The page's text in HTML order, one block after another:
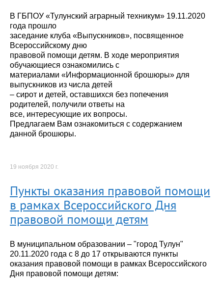
В ГБПОУ «Тулунский аграрный техникум» 19.11.2020
года прошло
заседание клуба «Выпускников», посвященное
Всероссийскому дню
правовой помощи детям. В ходе мероприятия
обучающиеся ознакомились с
материалами «Информационной брошюры» для
выпускников из числа детей
– сирот и детей, оставшихся без попечения
родителей, получили ответы на
все, интересующие их вопросы.
Предлагаем Вам ознакомиться с содержанием
данной брошюры.
19 ноября 2020 г.
Пункты оказания правовой помощи
в рамках Всероссийского Дня
правовой помощи детям
В муниципальном образовании – "город Тулун"
20.11.2020 года с 8 до 17 открываются пункты
оказания правовой помощи в рамках Всероссийского
Дня правовой помощи детям: